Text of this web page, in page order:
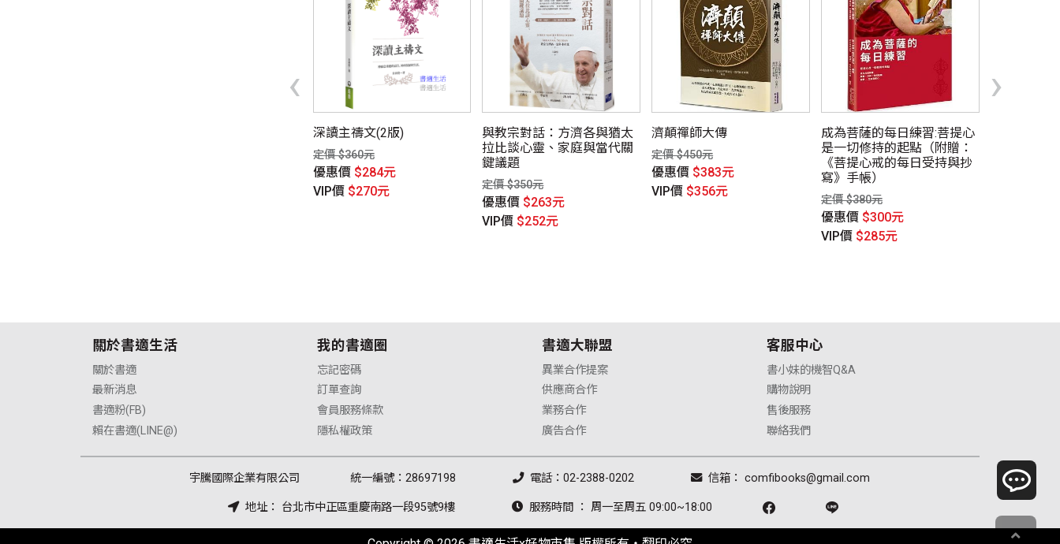
深讀主禱文(2版)
定價 $360元
優惠價 $284元
VIP價 $270元
與教宗對話：方濟各與猶太
拉比談心靈、家庭與當代關
鍵議題
定價 $350元
優惠價 $263元
VIP價 $252元
濟顛禪師大傳
定價 $450元
優惠價 $383元
VIP價 $356元
成為菩薩的每日練習:菩提心
是一切修持的起點（附贈：
《菩提心戒的每日受持與抄
寫》手帳）
定價 $380元
優惠價 $300元
VIP價 $285元
‹ ›
關於書適生活
關於書適
最新消息
書適粉(FB)
賴在書適(LINE@)
我的書適圈
忘記密碼
訂單查詢
會員服務條款
隱私權政策
書適大聯盟
異業合作提案
供應商合作
業務合作
廣告合作
客服中心
書小妹的機智Q&A
購物說明
售後服務
聯絡我們
宇騰國際企業有限公司 統一編號：28697198 電話：02-2388-0202 信箱： comfibooks@gmail.com
地址： 台北市中正區重慶南路一段95號9樓 服務時間 ： 周一至周五 09:00~18:00